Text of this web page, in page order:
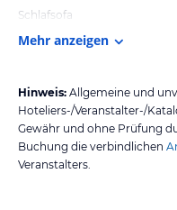
Schlafsofa
Mehr anzeigen
Hinweis: Allgemeine und
Hoteliers-/Veranstalter-/
Gewähr und ohne Prüfung
Buchung die verbindlichen
Veranstalters.